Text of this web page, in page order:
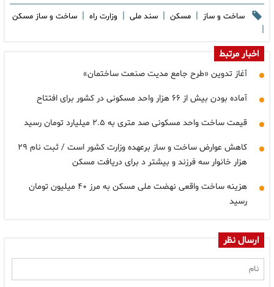
ساخت و ساز | مسکن | سند ملی | وزارت راه | ساخت و ساز مسکن
|
اخبار مرتبط
آغاز تدوین «طرح جامع مدیت صنعت ساختمان»
آماده بودن بیش از ۶۶ هزار واحد مسکونی در کشور برای افتتاح
قیمت ساخت واحد مسکونی صد متری به ۲.۵ میلیارد تومان رسید
کاهش عوارض ساخت و ساز برعهده وزارت کشور است / ثبت نام ۲۹
هزار خانوار سه فرزند و بیشتر د برای دریافت مسکن
هزینه ساخت واقعی نهضت ملی مسکن به مرز ۴۰ میلیون تومان
رسید
ارسال نظر